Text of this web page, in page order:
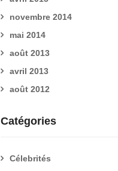
novembre 2014
mai 2014
août 2013
avril 2013
août 2012
Catégories
Célebrités